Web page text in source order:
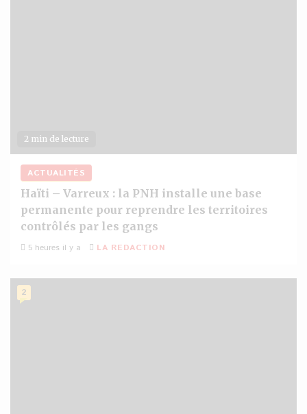
2 min de lecture
ACTUALITÉS
Haïti – Varreux : la PNH installe une base
permanente pour reprendre les territoires
contrôlés par les gangs
5 heures il y a LA REDACTION
2